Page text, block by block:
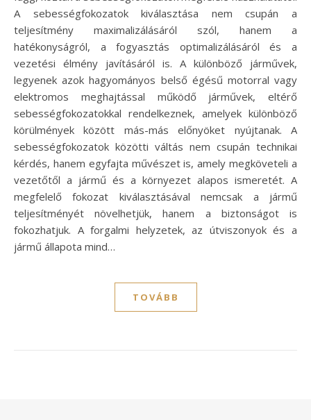
A sebességfokozatok kiválasztása nem csupán a
teljesítmény maximalizálásáról szól, hanem a
hatékonyságról, a fogyasztás optimalizálásáról és a
vezetési élmény javításáról is. A különböző járművek,
legyenek azok hagyományos belső égésű motorral vagy
elektromos meghajtással működő járművek, eltérő
sebességfokozatokkal rendelkeznek, amelyek különböző
körülmények között más-más előnyöket nyújtanak. A
sebességfokozatok közötti váltás nem csupán technikai
kérdés, hanem egyfajta művészet is, amely megköveteli a
vezetőtől a jármű és a környezet alapos ismeretét. A
megfelelő fokozat kiválasztásával nemcsak a jármű
teljesítményét növelhetjük, hanem a biztonságot is
fokozhatjuk. A forgalmi helyzetek, az útviszonyok és a
jármű állapota mind…
TOVÁBB